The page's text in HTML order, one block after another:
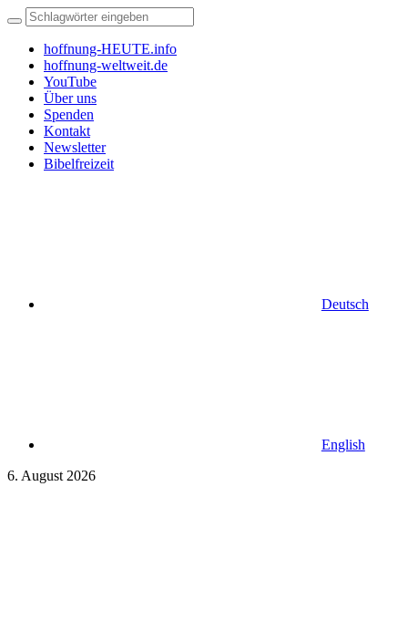
hoffnung-HEUTE.info
hoffnung-weltweit.de
YouTube
Über uns
Spenden
Kontakt
Newsletter
Bibelfreizeit
Deutsch
English
6. August 2026